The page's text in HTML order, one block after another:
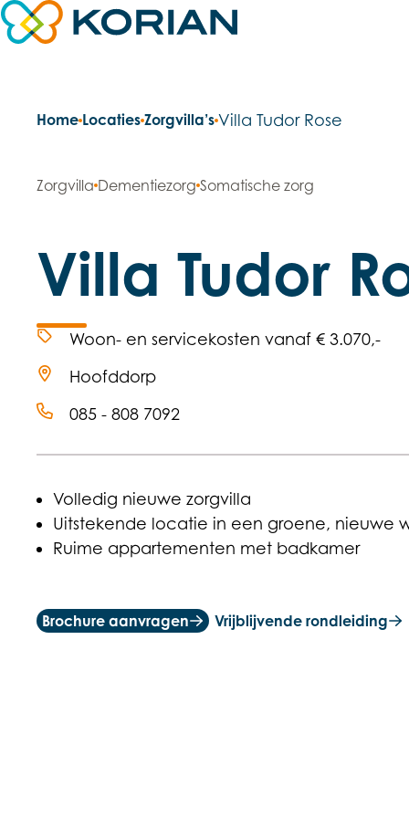
Direct naar content
Terug naar de startpagina
Home Locaties Zorgvilla’s Villa Tudor Rose
Villa Tudor
Zorgvilla Dementiezorg Somatische zorg
Woon- en servicekosten vanaf € 3.070,-
Hoofddorp
085 - 808 7092
Volledig nieuwe zorgvilla
Uitstekende locatie in een groene, nieuwe
Ruime appartementen met badkamer
Brochure aanvragen Vrijblijvende rondleiding